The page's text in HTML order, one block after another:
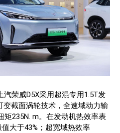
荣威D5X采用超混专用1.5T发
变截面涡轮技术，全速域动力输
矩235N. m。在发动机热效率表
大于43%；超宽域热效率